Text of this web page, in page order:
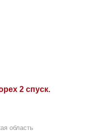
2 спуск.
область